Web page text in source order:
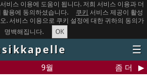
비스 이용에 도움이 됩니다. 저희 서비스 이용과 더
활용에 동의하셨습니다.
쿠키 서비스 제공이 활성
. 서비스 이용으로 쿠키 설정에 대한 귀하의 동의가
명백해집니다.
OK
☰
9월 좀 더